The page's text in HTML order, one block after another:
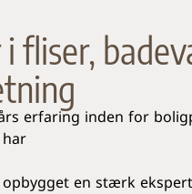
fliser,
erfaring inden for
opbygget en stærk